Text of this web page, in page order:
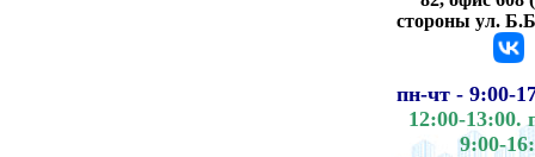
стороны ул.
пн-чт -9:00-
12:00-13:00.
9:00-